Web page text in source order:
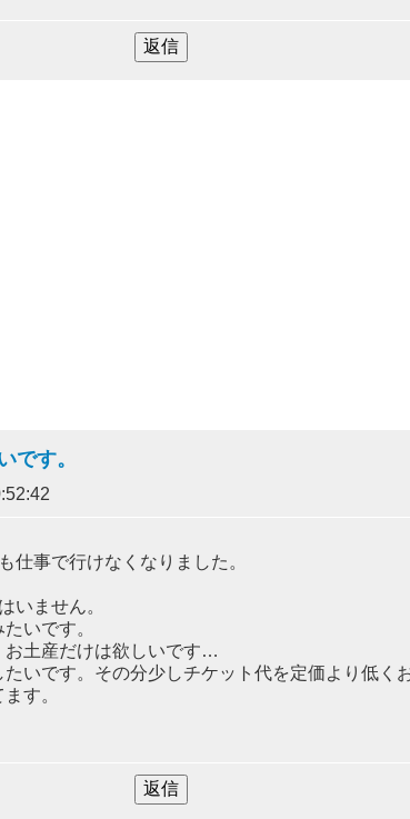
す。
仕事で行けなくなりました。
いません。
いです。
お土産だけは欲しいです…
いです。その分少しチケット代を定価より低く
す。